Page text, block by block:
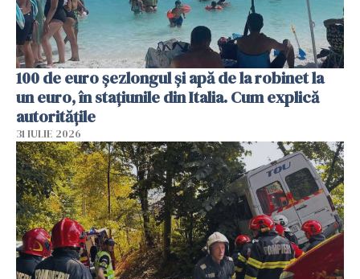
100 de euro șezlongul și apă de la robinet la
un euro, în stațiunile din Italia. Cum explică
autoritățile
31 IULIE 2026